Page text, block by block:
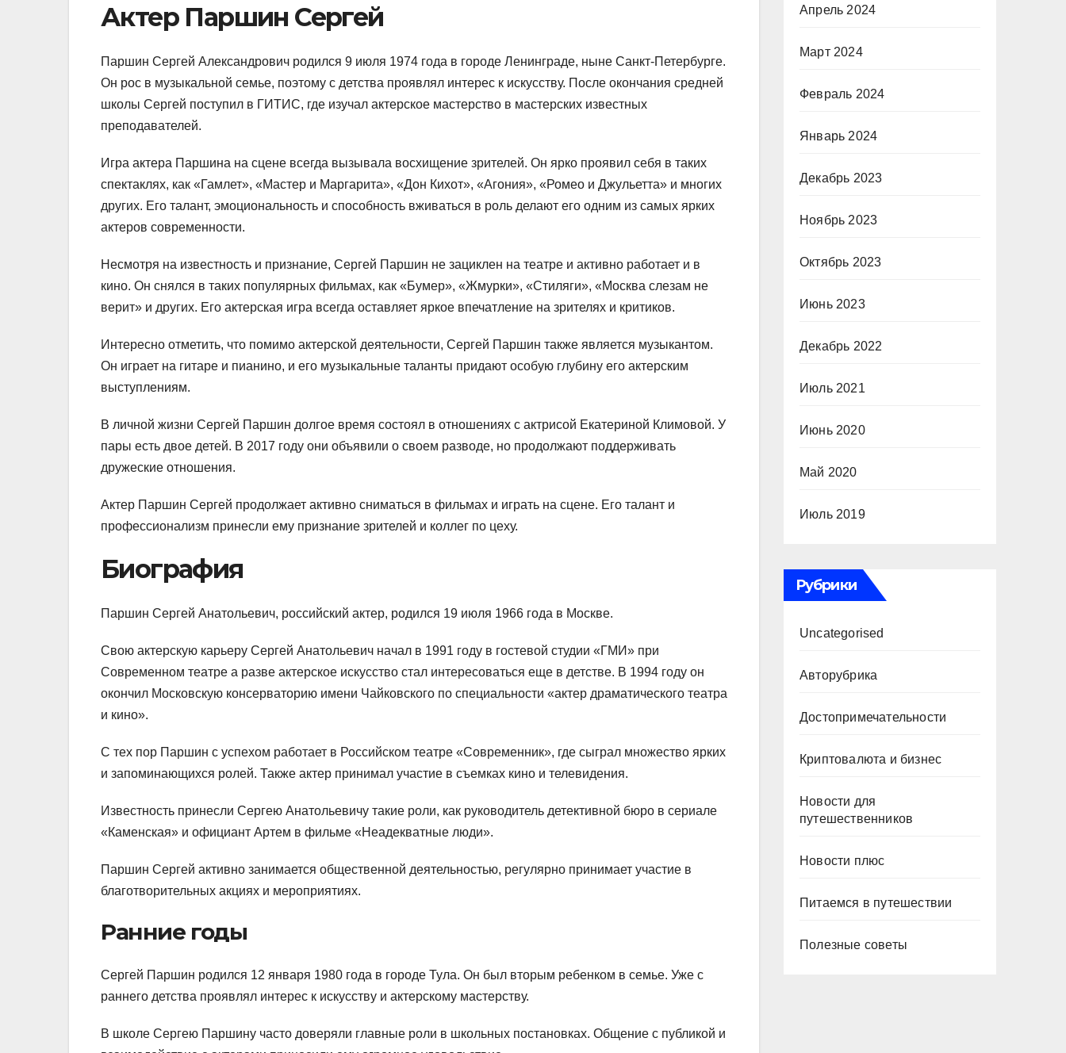
Актер Паршин Сергей
Паршин Сергей Александрович родился 9 июля 1974 года в городе Ленинграде, ныне Санкт-Петербурге.
Он рос в музыкальной семье, поэтому с детства проявлял интерес к искусству. После окончания средней
школы Сергей поступил в ГИТИС, где изучал актерское мастерство в мастерских известных
преподавателей.
Игра актера Паршина на сцене всегда вызывала восхищение зрителей. Он ярко проявил себя в таких
спектаклях, как «Гамлет», «Мастер и Маргарита», «Дон Кихот», «Агония», «Ромео и Джульетта» и многих
других. Его талант, эмоциональность и способность вживаться в роль делают его одним из самых ярких
актеров современности.
Несмотря на известность и признание, Сергей Паршин не зациклен на театре и активно работает и в
кино. Он снялся в таких популярных фильмах, как «Бумер», «Жмурки», «Стиляги», «Москва слезам не
верит» и других. Его актерская игра всегда оставляет яркое впечатление на зрителях и критиков.
Интересно отметить, что помимо актерской деятельности, Сергей Паршин также является музыкантом.
Он играет на гитаре и пианино, и его музыкальные таланты придают особую глубину его актерским
выступлениям.
В личной жизни Сергей Паршин долгое время состоял в отношениях с актрисой Екатериной Климовой. У
пары есть двое детей. В 2017 году они объявили о своем разводе, но продолжают поддерживать
дружеские отношения.
Актер Паршин Сергей продолжает активно сниматься в фильмах и играть на сцене. Его талант и
профессионализм принесли ему признание зрителей и коллег по цеху.
Биография
Паршин Сергей Анатольевич, российский актер, родился 19 июля 1966 года в Москве.
Свою актерскую карьеру Сергей Анатольевич начал в 1991 году в гостевой студии «ГМИ» при
Современном театре а разве актерское искусство стал интересоваться еще в детстве. В 1994 году он
окончил Московскую консерваторию имени Чайковского по специальности «актер драматического театра
и кино».
С тех пор Паршин с успехом работает в Российском театре «Современник», где сыграл множество ярких
и запоминающихся ролей. Также актер принимал участие в съемках кино и телевидения.
Известность принесли Сергею Анатольевичу такие роли, как руководитель детективной бюро в сериале
«Каменская» и официант Артем в фильме «Неадекватные люди».
Паршин Сергей активно занимается общественной деятельностью, регулярно принимает участие в
благотворительных акциях и мероприятиях.
Ранние годы
Сергей Паршин родился 12 января 1980 года в городе Тула. Он был вторым ребенком в семье. Уже с
раннего детства проявлял интерес к искусству и актерскому мастерству.
В школе Сергею Паршину часто доверяли главные роли в школьных постановках. Общение с публикой и
Апрель 2024
Март 2024
Февраль 2024
Январь 2024
Декабрь 2023
Ноябрь 2023
Октябрь 2023
Июнь 2023
Декабрь 2022
Июль 2021
Июнь 2020
Май 2020
Июль 2019
Рубрики
Uncategorised
Авторубрика
Достопримечательности
Криптовалюта и бизнес
Новости для
путешественников
Новости плюс
Питаемся в путешествии
Полезные советы